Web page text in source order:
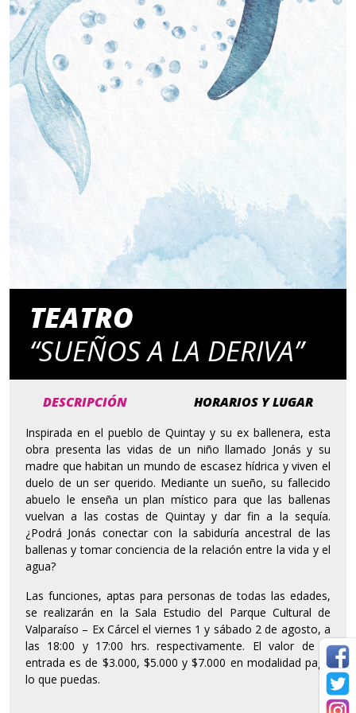
TEATRO
“SUEÑOS A LA DERIVA”
DESCRIPCIÓN HORARIOS Y LUGAR
Inspirada en el pueblo de Quintay y su ex ballenera, esta
obra presenta las vidas de un niño llamado Jonás y su
madre que habitan un mundo de escasez hídrica y viven el
duelo de un ser querido. Mediante un sueño, su fallecido
abuelo le enseña un plan místico para que las ballenas
vuelvan a las costas de Quintay y dar fin a la sequía.
¿Podrá Jonás conectar con la sabiduría ancestral de las
ballenas y tomar conciencia de la relación entre la vida y el
agua?
Las funciones, aptas para personas de todas las edades,
se realizarán en la Sala Estudio del Parque Cultural de
Valparaíso – Ex Cárcel el viernes 1 y sábado 2 de agosto, a
las 18:00 y 17:00 hrs. respectivamente. El valor de la
entrada es de $3.000, $5.000 y $7.000 en modalidad paga
lo que puedas.